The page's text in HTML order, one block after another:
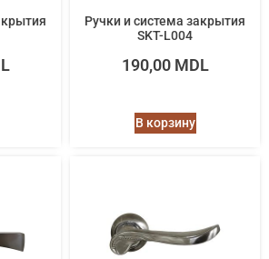
Ручки и система закрытия
SKT-L004
190,00 MDL
В корзину